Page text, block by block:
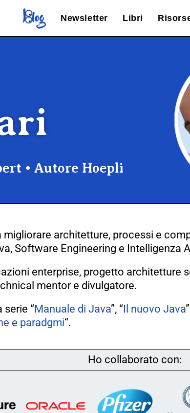
Newsletter Libri
• Autore Hoepli
architetture, processi e
Software Engineering e Intelligenza
enterprise, progetto architetture
mentor e divulgatore.
serie “Manuale di Java”, “ Il nuovo Java
e paradgmi“.
Ho collaborato con: